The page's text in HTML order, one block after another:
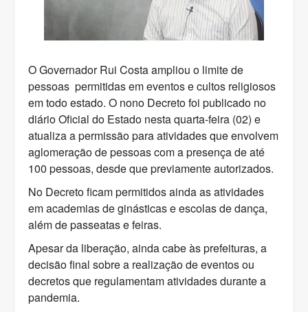
O Governador Rui Costa ampliou o limite de
pessoas permitidas em eventos e cultos religiosos
em todo estado. O nono Decreto foi publicado no
diário Oficial do Estado nesta quarta-feira (02) e
atualiza a permissão para atividades que envolvem
aglomeração de pessoas com a presença de até
100 pessoas, desde que previamente autorizados.
No Decreto ficam permitidos ainda as atividades
em academias de ginásticas e escolas de dança,
além de passeatas e feiras.
Apesar da liberação, ainda cabe às prefeituras, a
decisão final sobre a realização de eventos ou
decretos que regulamentam atividades durante a
pandemia.